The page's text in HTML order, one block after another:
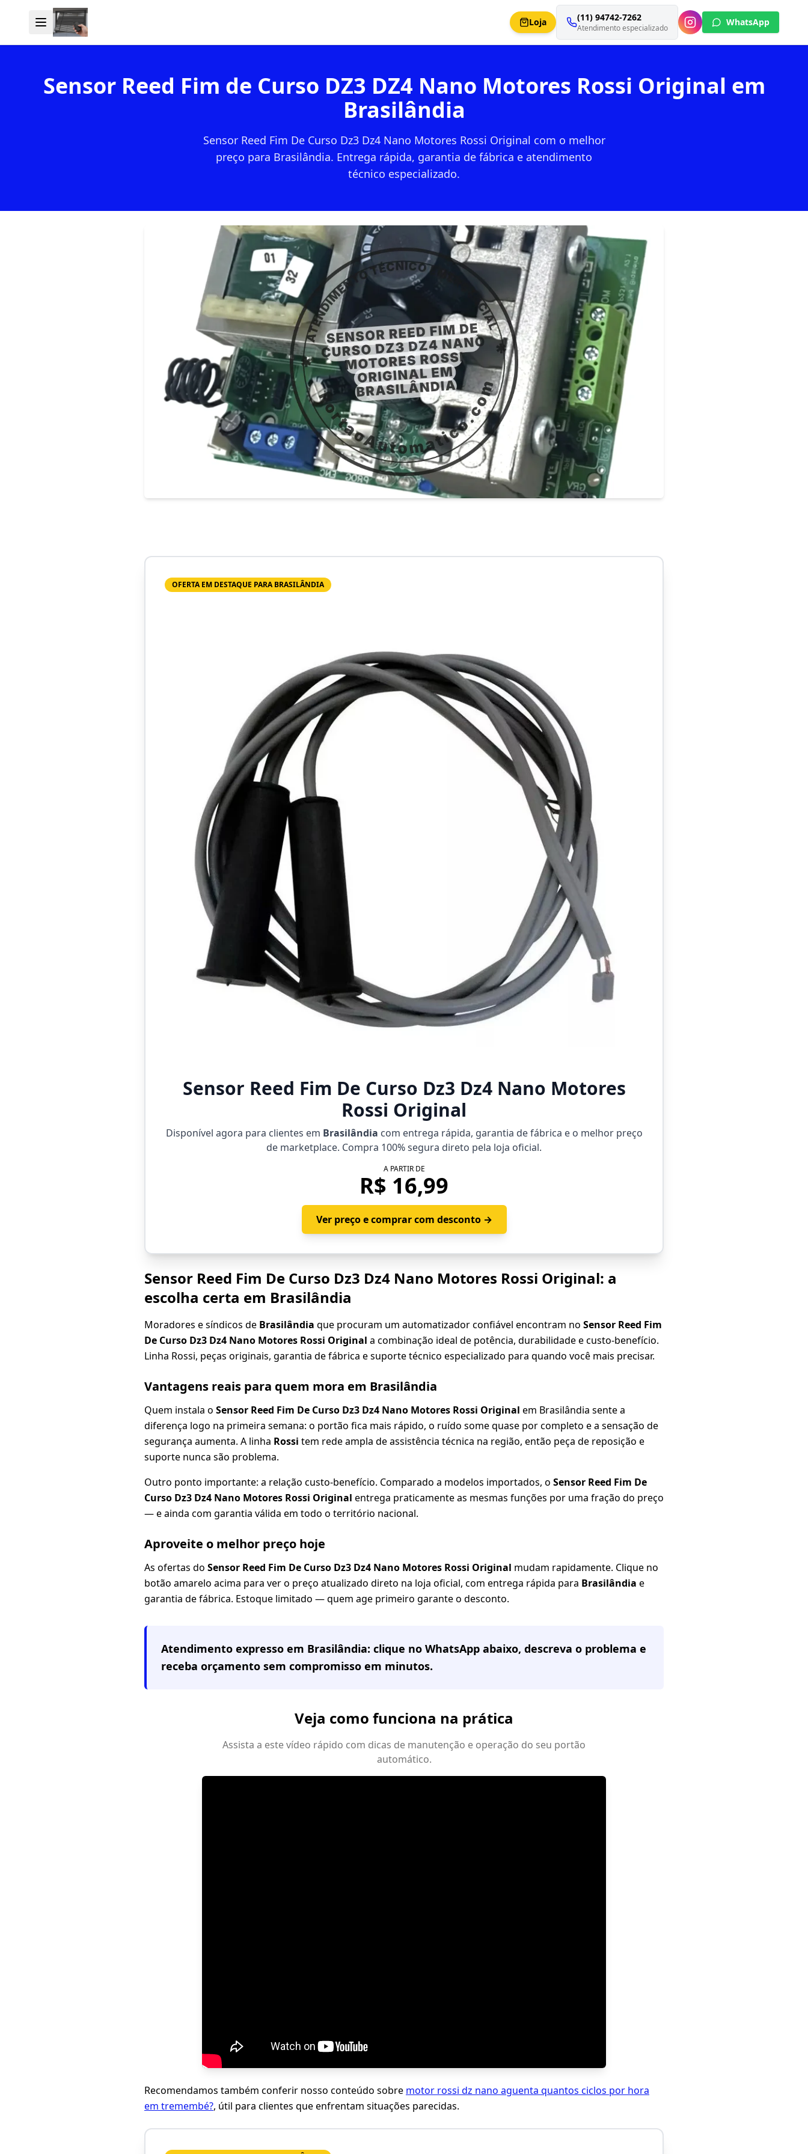
Loja (11) 94742-7262
Atendimento especializado
WhatsApp
Sensor Reed Fim de Curso DZ3 DZ4 Nano Motores Rossi Original em
Brasilândia
Sensor Reed Fim De Curso Dz3 Dz4 Nano Motores Rossi Original com o melhor
preço para Brasilândia. Entrega rápida, garantia de fábrica e atendimento
técnico especializado.
OFERTA EM DESTAQUE PARA BRASILÂNDIA
Sensor Reed Fim De Curso Dz3 Dz4 Nano Motores
Rossi Original
Disponível agora para clientes em Brasilândia com entrega rápida, garantia de fábrica e o melhor preço
de marketplace. Compra 100% segura direto pela loja oficial.
A PARTIR DE
R$ 16,99
Ver preço e comprar com desconto →
Sensor Reed Fim De Curso Dz3 Dz4 Nano Motores Rossi Original: a
escolha certa em Brasilândia
Moradores e síndicos de Brasilândia que procuram um automatizador confiável encontram no Sensor Reed Fim
De Curso Dz3 Dz4 Nano Motores Rossi Original a combinação ideal de potência, durabilidade e custo-benefício.
Linha Rossi, peças originais, garantia de fábrica e suporte técnico especializado para quando você mais precisar.
Vantagens reais para quem mora em Brasilândia
Quem instala o Sensor Reed Fim De Curso Dz3 Dz4 Nano Motores Rossi Original em Brasilândia sente a
diferença logo na primeira semana: o portão fica mais rápido, o ruído some quase por completo e a sensação de
segurança aumenta. A linha Rossi tem rede ampla de assistência técnica na região, então peça de reposição e
suporte nunca são problema.
Outro ponto importante: a relação custo-benefício. Comparado a modelos importados, o Sensor Reed Fim De
Curso Dz3 Dz4 Nano Motores Rossi Original entrega praticamente as mesmas funções por uma fração do preço
— e ainda com garantia válida em todo o território nacional.
Aproveite o melhor preço hoje
As ofertas do Sensor Reed Fim De Curso Dz3 Dz4 Nano Motores Rossi Original mudam rapidamente. Clique no
botão amarelo acima para ver o preço atualizado direto na loja oficial, com entrega rápida para Brasilândia e
garantia de fábrica. Estoque limitado — quem age primeiro garante o desconto.
Atendimento expresso em Brasilândia: clique no WhatsApp abaixo, descreva o problema e
receba orçamento sem compromisso em minutos.
Veja como funciona na prática
Assista a este vídeo rápido com dicas de manutenção e operação do seu portão
automático.
Recomendamos também conferir nosso conteúdo sobre motor rossi dz nano aguenta quantos ciclos por hora
em tremembé?, útil para clientes que enfrentam situações parecidas.